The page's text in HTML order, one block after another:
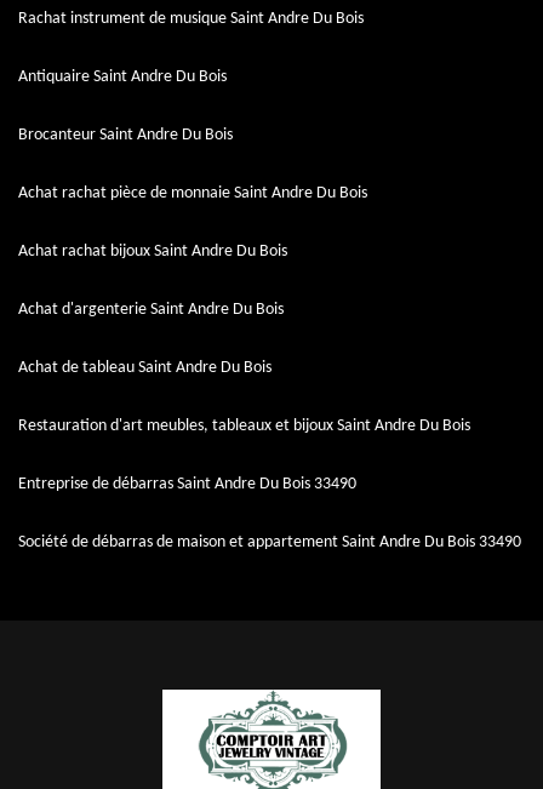
Rachat instrument de musique Saint Andre Du Bois
Antiquaire Saint Andre Du Bois
Brocanteur Saint Andre Du Bois
Achat rachat pièce de monnaie Saint Andre Du Bois
Achat rachat bijoux Saint Andre Du Bois
Achat d'argenterie Saint Andre Du Bois
Achat de tableau Saint Andre Du Bois
Restauration d'art meubles, tableaux et bijoux Saint Andre Du Bois
Entreprise de débarras Saint Andre Du Bois 33490
Société de débarras de maison et appartement Saint Andre Du Bois 33490